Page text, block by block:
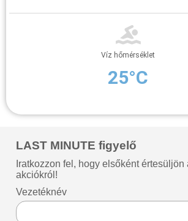
Víz hőmérséklet
25°C
LAST MINUTE figyelő
Iratkozzon fel, hogy elsőként
akciókról!
Vezetéknév